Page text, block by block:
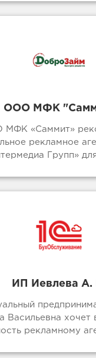
ООО МФК
«Саммит»
рекламное
Групп»
ИП Иевлева А.
Васильевна хочет
рекламному